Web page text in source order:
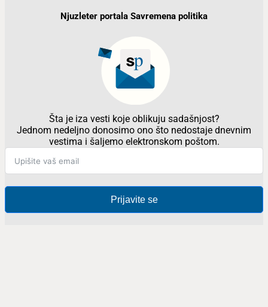
Njuzleter portala Savremena politika
Šta je iza vesti koje oblikuju sadašnjost?
Jednom nedeljno donosimo ono što nedostaje dnevnim
vestima i šaljemo elektronskom poštom.
Prijavite se